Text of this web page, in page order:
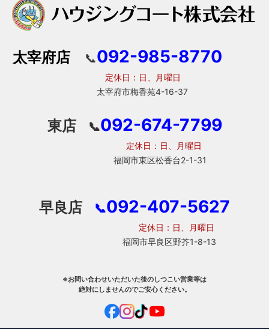
太宰府店 📞092-985-8770
定休日：日、月曜日
太宰府市梅香苑4-16-37
東店 📞092-674-7799
定休日：日、月曜日
福岡市東区松香台2-1-31
早良店 📞092-407-5627
定休日：日、月曜日
福岡市早良区野芥1-8-13
※お問い合わせいただいた後のしつこい営業等は
絶対にしませんのでご安心ください。